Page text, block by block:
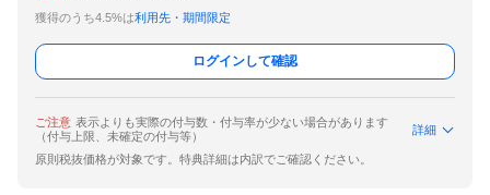
獲得のうち4.5%は利用先・期間限定
ログインして確認
ご注意 表示よりも実際の付与数・付与率が少ない場合があります
（付与上限、未確定の付与等）
詳細
原則税抜価格が対象です。特典詳細は内訳でご確認ください。